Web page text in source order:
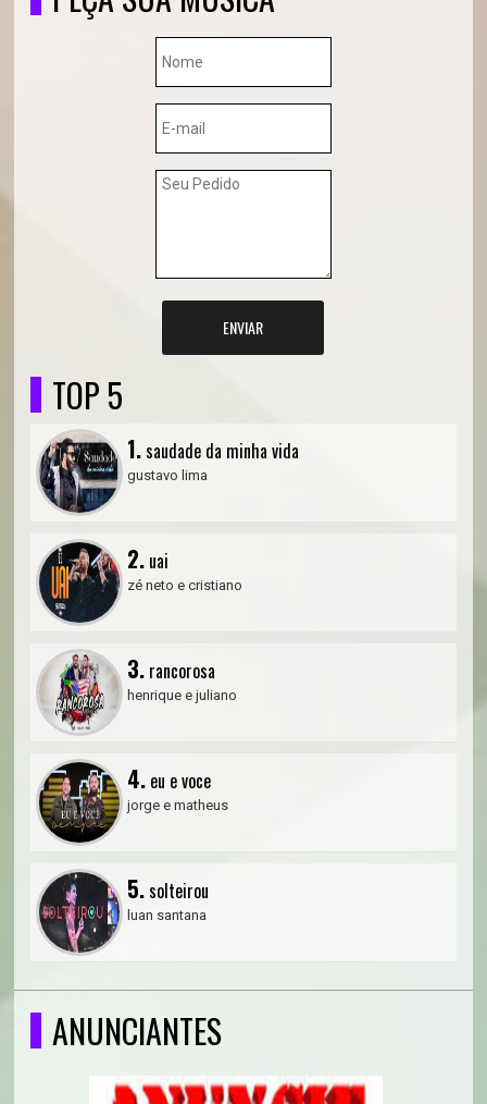
ENVIAR
TOP 5
1.saudade da minha vida
gustavo lima
2. uai
zé neto e cristiano
3. rancorosa
henrique e juliano
4. eu e voce
jorge e matheus
5.solteirou
luan santana
ANUNCIANTES